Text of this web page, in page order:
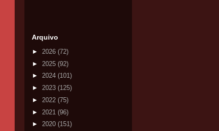
Arquivo
► 2026 (72)
► 2025 (92)
► 2024 (101)
► 2023 (125)
► 2022 (75)
► 2021 (96)
► 2020 (151)